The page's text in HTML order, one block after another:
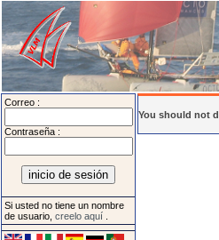
Correo :
Contraseña :
Si usted no tiene un nombre
de usuario, creelo aquí
You should not